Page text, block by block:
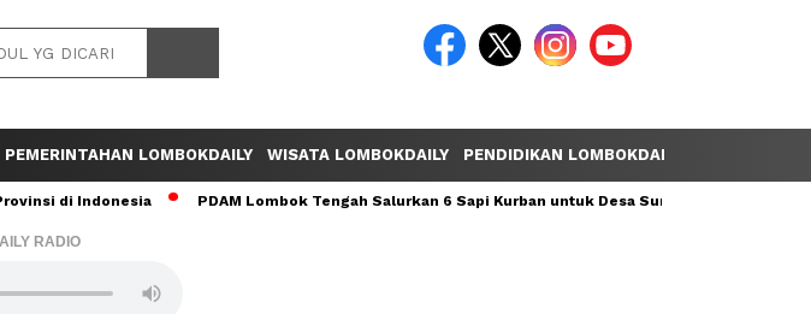
PEMERINTAHAN LOMBOKDAILY WISATA LOMBOKDAILY PENDIDIKAN LOMBOKDAILY
di Indonesia PDAM Lombok Tengah Salurkan 6 Sapi Kurban untuk Desa Sumber Mata Air
RADIO
Mataram